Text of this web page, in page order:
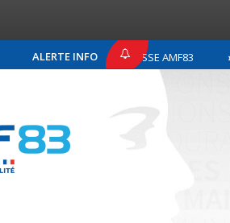
ALERTE INFO
COMMUNIQUÉ DE PRESSE AMF83